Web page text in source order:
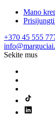
Mano
+370 45 555
Sekite mus